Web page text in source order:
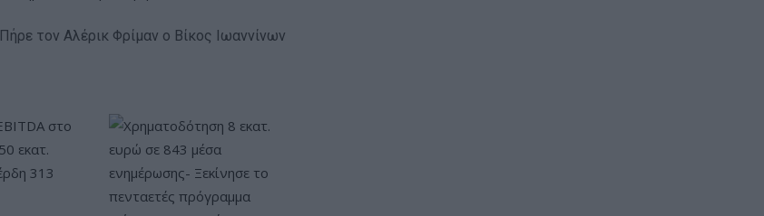
Πήρε τον Αλέρικ Φρίμαν ο Βίκος Ιωαννίνων